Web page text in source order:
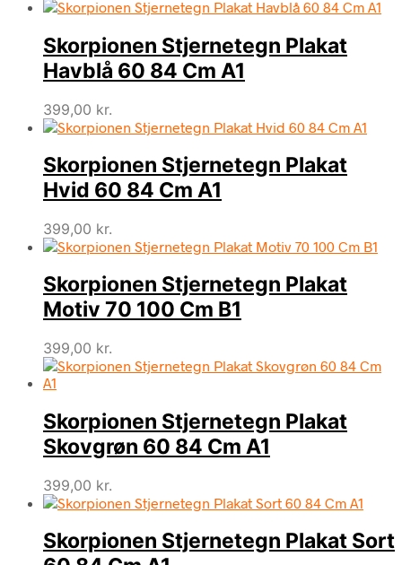
Skorpionen Stjernetegn Plakat
Havblå 60 84 Cm A1
399,00 kr.
Skorpionen Stjernetegn Plakat
Hvid 60 84 Cm A1
399,00 kr.
Skorpionen Stjernetegn Plakat
Motiv 70 100 Cm B1
399,00 kr.
Skorpionen Stjernetegn Plakat
Skovgrøn 60 84 Cm A1
399,00 kr.
Skorpionen Stjernetegn Plakat Sort